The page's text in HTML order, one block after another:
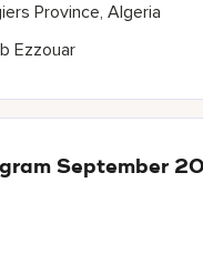
Province, Algeria
Ezzouar
September